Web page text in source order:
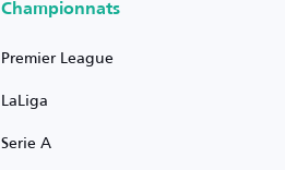
Championnats
Premier League
LaLiga
Serie A